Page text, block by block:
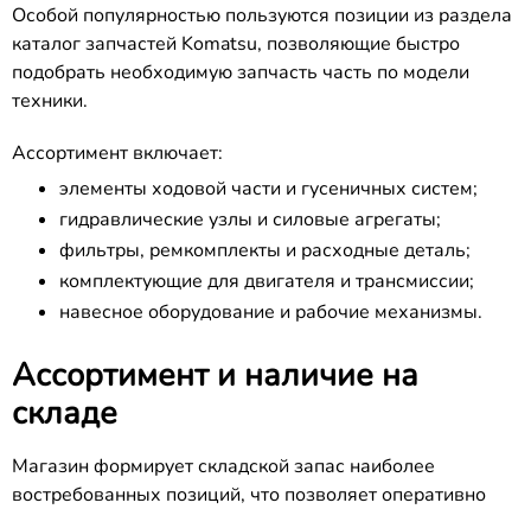
Особой популярностью пользуются позиции из раздела
каталог запчастей Komatsu, позволяющие быстро
подобрать необходимую запчасть часть по модели
техники.
Ассортимент включает:
элементы ходовой части и гусеничных систем;
гидравлические узлы и силовые агрегаты;
фильтры, ремкомплекты и расходные деталь;
комплектующие для двигателя и трансмиссии;
навесное оборудование и рабочие механизмы.
Ассортимент и наличие на
складе
Магазин формирует складской запас наиболее
востребованных позиций, что позволяет оперативно